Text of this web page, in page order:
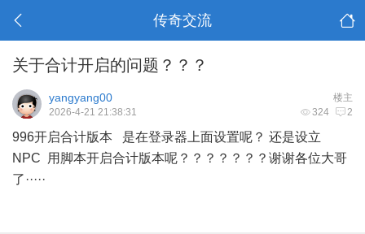
传奇交流
关于合计开启的问题？？？
楼主
yangyang00
324 2
2026-4-21 21:38:31
996开启合计版本 是在登录器上面设置呢？ 还是设立
NPC 用脚本开启合计版本呢？？？？？？？谢谢各位大哥
了·····